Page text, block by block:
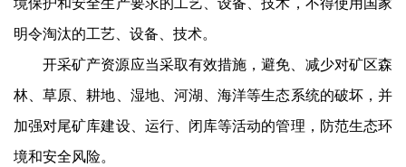
明令淘汰的工艺、设备、技术。
开采矿产资源应当采取有效措施，避免、减少对矿区森
林、草原、耕地、湿地、河湖、海洋等生态系统的破坏，并
加强对尾矿库建设、运行、闭库等活动的管理，防范生态环
境和安全风险。